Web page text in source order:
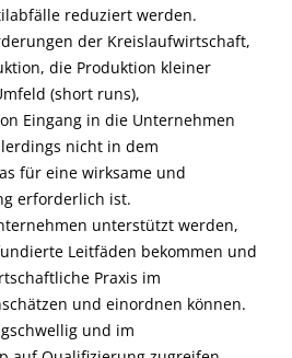
reduziert werden.
der Kreislaufwirtschaft,
die Produktion kleiner
(short runs),
Eingang in die Unternehmen
nicht in dem
für eine wirksame und
erforderlich ist.
unterstützt werden,
Leitfäden bekommen und
Praxis im
und einordnen können.
und im